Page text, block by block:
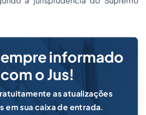
informado
com o Jus!
as atualizações
em sua caixa de entrada.